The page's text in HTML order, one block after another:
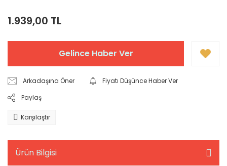
1.939,00 TL
Gelince Haber Ver
Arkadaşına Öner
Fiyatı Düşünce Haber Ver
Paylaş
Karşılaştır
Ürün Bilgisi